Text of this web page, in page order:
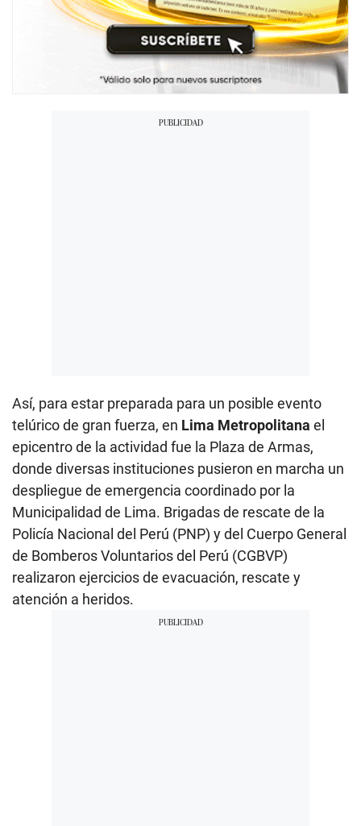
Así, para estar preparada para un posible evento
telúrico de gran fuerza, en Lima Metropolitana el
epicentro de la actividad fue la Plaza de Armas,
donde diversas instituciones pusieron en marcha un
despliegue de emergencia coordinado por la
Municipalidad de Lima. Brigadas de rescate de la
Policía Nacional del Perú (PNP) y del Cuerpo General
de Bomberos Voluntarios del Perú (CGBVP)
realizaron ejercicios de evacuación, rescate y
atención a heridos.